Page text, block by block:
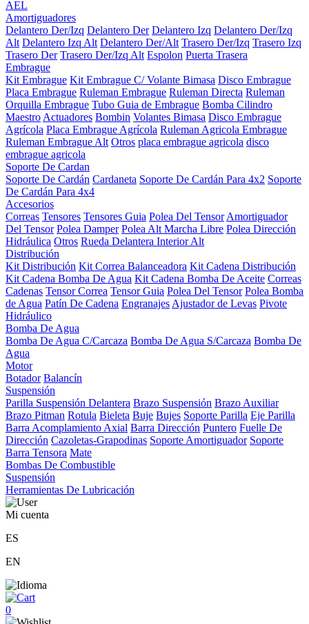
AEL
Amortiguadores
Delantero Der/Izq Delantero Der Delantero Izq Delantero Der/Izq
Alt Delantero Izq Alt Delantero Der/Alt Trasero Der/Izq Trasero Izq
Trasero Der Trasero Der/Izq Alt Espolon Puerta Trasera
Embrague
Kit Embrague Kit Embrague C/ Volante Bimasa Disco Embrague
Placa Embrague Ruleman Embrague Ruleman Directa Ruleman
Orquilla Embrague Tubo Guia de Embrague Bomba Cilindro
Maestro Actuadores Bombin Volantes Bimasa Disco Embrague
Agrícola Placa Embrague Agrícola Ruleman Agricola Embrague
Ruleman Embrague Alt Otros placa embrague agricola disco
embrague agricola
Soporte De Cardan
Soporte De Cardán Cardaneta Soporte De Cardán Para 4x2 Soporte
De Cardán Para 4x4
Accesorios
Correas Tensores Tensores Guia Polea Del Tensor Amortiguador
Del Tensor Polea Damper Polea Alt Marcha Libre Polea Dirección
Hidráulica Otros Rueda Delantera Interior Alt
Distribución
Kit Distribución Kit Correa Balanceadora Kit Cadena Distribución
Kit Cadena Bomba De Agua Kit Cadena Bomba De Aceite Correas
Cadenas Tensor Correa Tensor Guia Polea Del Tensor Polea Bomba
de Agua Patín De Cadena Engranajes Ajustador de Levas Pivote
Hidráulico
Bomba De Agua
Bomba De Agua C/Carcaza Bomba De Agua S/Carcaza Bomba De
Agua
Motor
Botador Balancín
Suspensión
Parilla Suspensión Delantera Brazo Suspensión Brazo Auxiliar
Brazo Pitman Rotula Bieleta Buje Bujes Soporte Parilla Eje Parilla
Barra Acomplamiento Axial Barra Dirección Puntero Fuelle De
Dirección Cazoletas-Grapodinas Soporte Amortiguador Soporte
Barra Tensora Mate
Bombas De Combustible
Suspensión
Herramientas De Lubricación
Mi cuenta
ES
EN
0